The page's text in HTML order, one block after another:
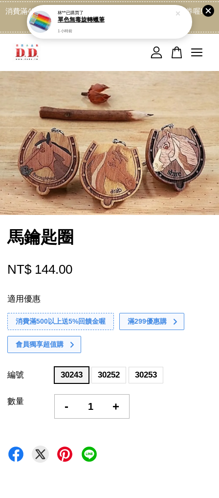
消費滿499免運喔, 記得加LINE:@dede168 領取專屬折扣券喔!
點我
馬鑰匙圈
NT$ 144.00
適用優惠
消費滿500以上送5%回饋金喔 滿299優惠購
會員獨享超值購
編號 30243 30252 30253
數量 - +
您的購物車目前還是空的。
林**已購買了
單色無毒旋轉蠟筆
1 小時前